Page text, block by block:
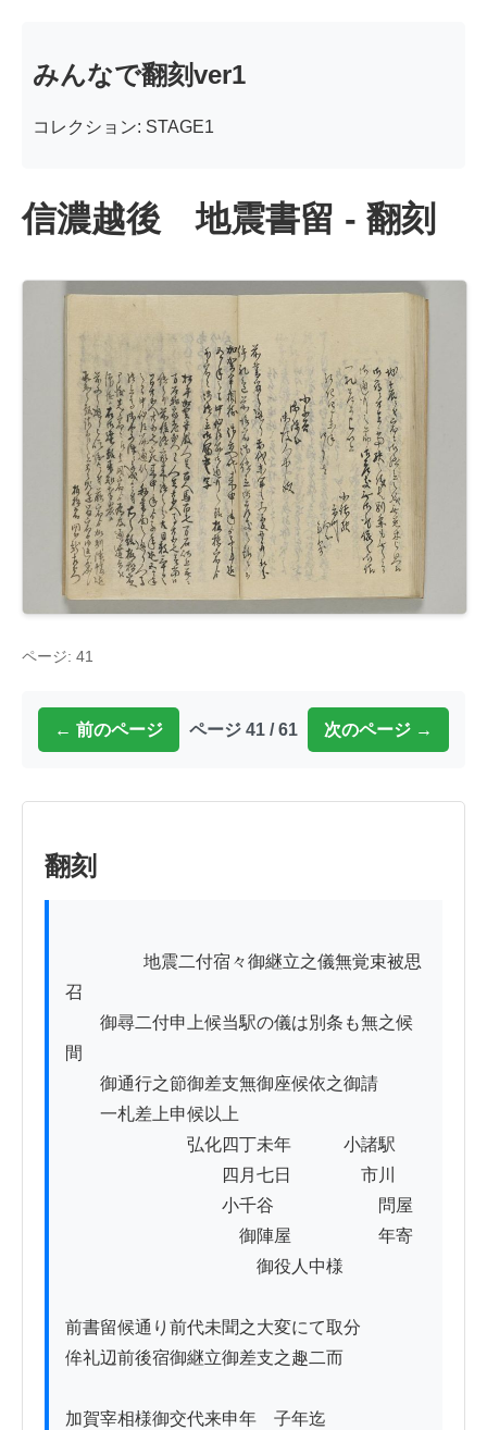
みんなで翻刻ver1
コレクション: STAGE1
信濃越後 地震書留 - 翻刻
ページ: 41
← 前のページ ページ 41 / 61 次のページ →
翻刻
召
御尋二付申上候当駅の儀は別条も無之候
間
御通行之節御差支無御座候依之御請
一札差上申候以上
弘化四丁未年　　　小諸駅
四月七日　　　　市川
小千谷　　　　　　問屋
御陣屋　　　　　年寄
御役人中様
前書留候通り前代未聞之大変にて取分
侔礼辺前後宿御継立御差支之趣二而
加賀宰相様御交代来申年ゟ子年迄